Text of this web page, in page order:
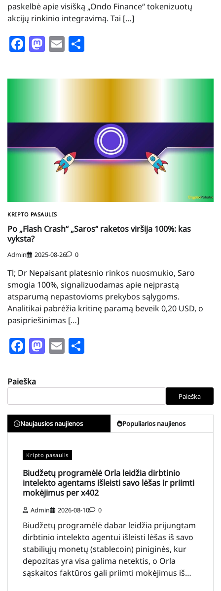
paskelbė apie visišką „Ondo Finance“ tokenizuotų
akcijų rinkinio integravimą. Tai […]
Facebook
Mastodon
Email
KRIPTO PASAULIS
Po „Flash Crash“ „Saros“ raketos viršija 100%: kas
vyksta?
Admin 2025-08-26 0
Tl; Dr Nepaisant platesnio rinkos nuosmukio, Saro
smogia 100%, signalizuodamas apie neįprastą
atsparumą nepastovioms prekybos sąlygoms.
Analitikai pabrėžia kritinę paramą beveik 0,20 USD, o
pasipriešinimas […]
Facebook
Mastodon
Email
Paieška
Paieška
Naujausios naujienos Populiarios naujienos
Kripto pasaulis
Biudžetų programėlė Orla leidžia dirbtinio
intelekto agentams išleisti savo lėšas ir priimti
mokėjimus per x402
Admin 2026-08-10 0
Biudžetų programėlė dabar leidžia prijungtam
dirbtinio intelekto agentui išleisti lėšas iš savo
stabiliųjų monetų (stablecoin) piniginės, kur
depozitas yra visa galima netektis, o Orla
sąskaitos faktūros gali priimti mokėjimus iš…